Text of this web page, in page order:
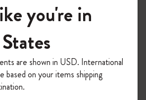
キンの世界へようこそ
」を入力すると、初回注
＋送料無料になります。セ
トレット品は適用外。
you're in
are shown in USD. International
based on your items shipping